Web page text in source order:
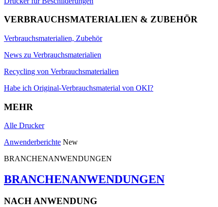
VERBRAUCHSMATERIALIEN & ZUBEHÖR
Verbrauchsmaterialien, Zubehör
News zu Verbrauchsmaterialien
Recycling von Verbrauchsmaterialien
Habe ich Original-Verbrauchsmaterial von OKI?
MEHR
Alle Drucker
Anwenderberichte New
BRANCHENANWENDUNGEN
BRANCHENANWENDUNGEN
NACH ANWENDUNG